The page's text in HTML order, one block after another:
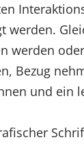
werden.
werden
Bezug
und ein